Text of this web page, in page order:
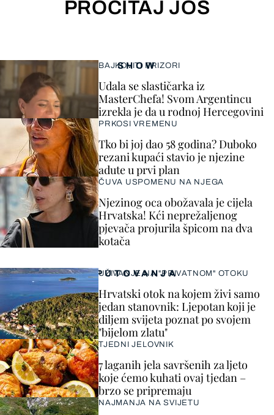
PROČITAJ JOŠ
SHOW
BAJKOVITI PRIZORI
Udala se slastičarka iz
MasterChefa! Svom Argentincu
izrekla je da u rodnoj Hercegovini
PRKOSI VREMENU
Tko bi joj dao 58 godina? Duboko
rezani kupaći stavio je njezine
adute u prvi plan
ČUVA USPOMENU NA NJEGA
Njezinog oca obožavala je cijela
Hrvatska! Kći neprežaljenog
pjevača projurila špicom na dva
kotača
PUTOVANJA
UŽIVANJE NA "PRIVATNOM" OTOKU
Hrvatski otok na kojem živi samo
jedan stanovnik: Ljepotan koji je
diljem svijeta poznat po svojem
"bijelom zlatu"
TJEDNI JELOVNIK
7 laganih jela savršenih za ljeto
koje ćemo kuhati ovaj tjedan –
brzo se pripremaju
NAJMANJA NA SVIJETU